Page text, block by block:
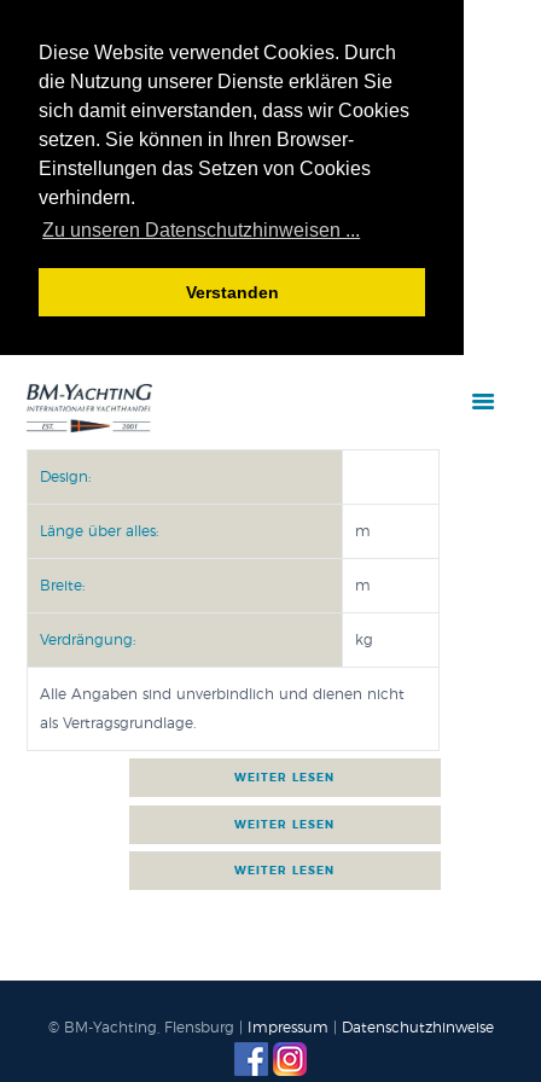
Diese Website verwendet Cookies. Durch
die Nutzung unserer Dienste erklären Sie
sich damit einverstanden, dass wir Cookies
setzen. Sie können in Ihren Browser-
Einstellungen das Setzen von Cookies
verhindern.
Zu unseren Datenschutzhinweisen ...
Verstanden
Design:
Länge über alles: m
Breite: m
Verdrängung: kg
Alle Angaben sind unverbindlich und dienen nicht
als Vertragsgrundlage.
ANGEBOT ANFORDERN
FINANZIERUNG RECHNEN
BENETEAU AUF YOU TUBE
© BM-Yachting, Flensburg | Impressum Datenschutzhinweise